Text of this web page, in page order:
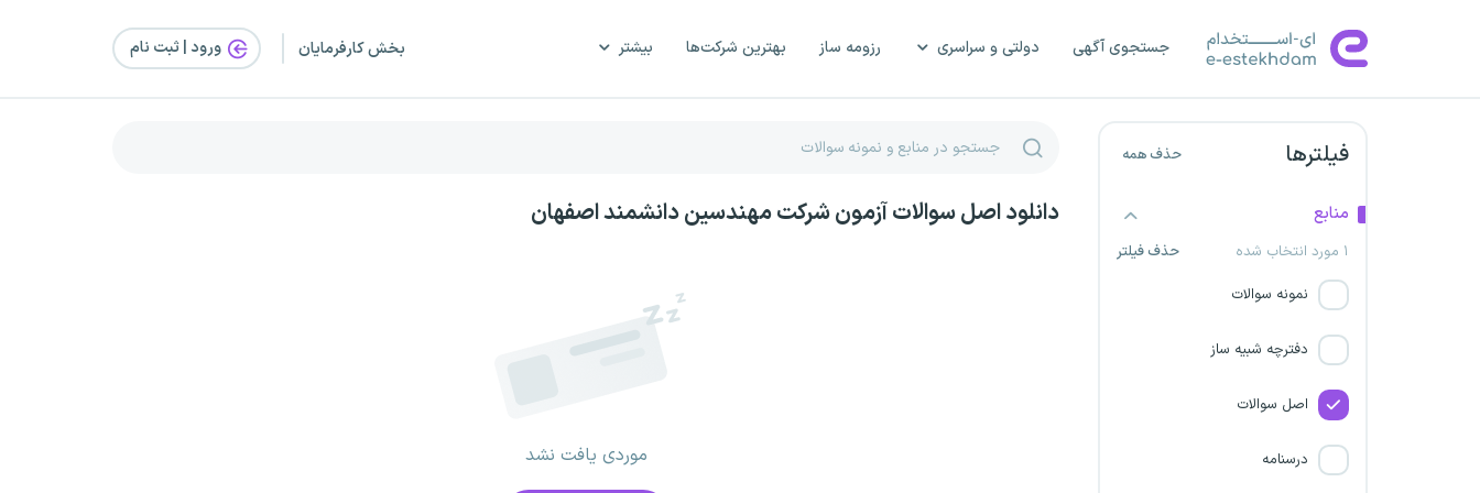
جستجوی آگهی دولتی و سراسری رزومه ساز بهترین شرکت‌ها بیشتر بخش کارفرمایان ورود | ثبت‌ نام
فیلترها حذف همه
منابع
۱ مورد انتخاب شده
حذف فیلتر
نمونه سوالات
دفترچه شبیه ساز
اصل سوالات
درسنامه
خلیج فارس
دانشگاه علمی کاربردی
شهرداری چهارمحال و بختیاری
صنایع نفت (اویکو)
شرکت چدن کویر خاوران
دانلود اصل سوالات آزمون شرکت مهندسین دانشمند اصفهان
موردی یافت نشد